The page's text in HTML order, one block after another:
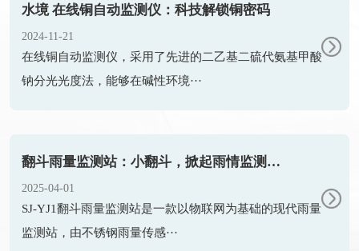
水境 在线铜自动监测仪：科技解锁铜密码
2024-11-21
在线铜自动监测仪​，采用了先进的二乙基二硫代氨基甲酸
钠分光光度法，能够在碱性环境···
翻斗雨量监测站：小翻斗，掀起雨情监测大变革
2025-04-01
SJ-YJ1翻斗雨量监测站是一款以物联网为基础的现代雨量
监测站，由不锈钢雨量传感···